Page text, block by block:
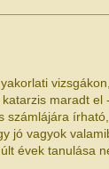
maradt
számlájára
jó vagyok
évek tanulása